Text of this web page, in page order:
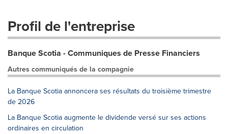
Profil de l'entreprise
Banque Scotia - Communiques de Presse Financiers
Autres communiqués de la compagnie
La Banque Scotia annoncera ses résultats du troisième trimestre
de 2026
La Banque Scotia augmente le dividende versé sur ses actions
ordinaires en circulation